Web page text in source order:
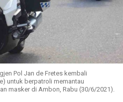
Pol Jan de Fretes kembali
untuk berpatroli memantau
masker di Ambon, Rabu (30/6/2021).